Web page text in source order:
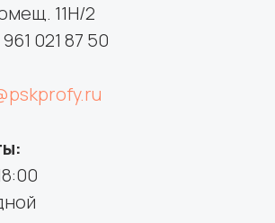
11Н/2
021 87 50